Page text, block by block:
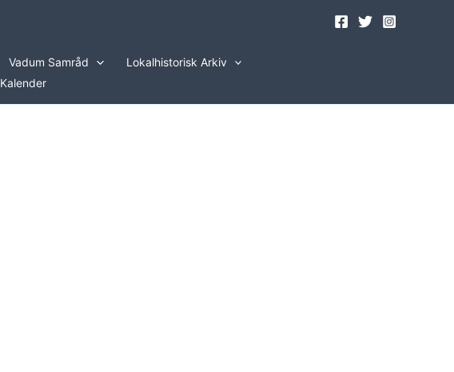
Vadum Samråd
Lokalhistorisk Arkiv
Kalender